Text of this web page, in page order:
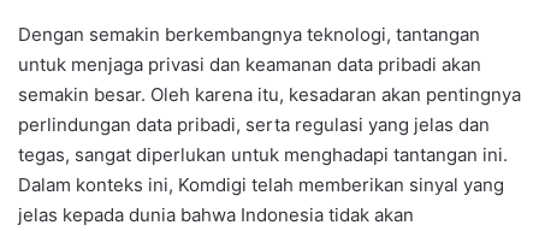
Dengan semakin berkembangnya teknologi, tantangan
untuk menjaga privasi dan keamanan data pribadi akan
semakin besar. Oleh karena itu, kesadaran akan pentingnya
perlindungan data pribadi, serta regulasi yang jelas dan
tegas, sangat diperlukan untuk menghadapi tantangan ini.
Dalam konteks ini, Komdigi telah memberikan sinyal yang
jelas kepada dunia bahwa Indonesia tidak akan